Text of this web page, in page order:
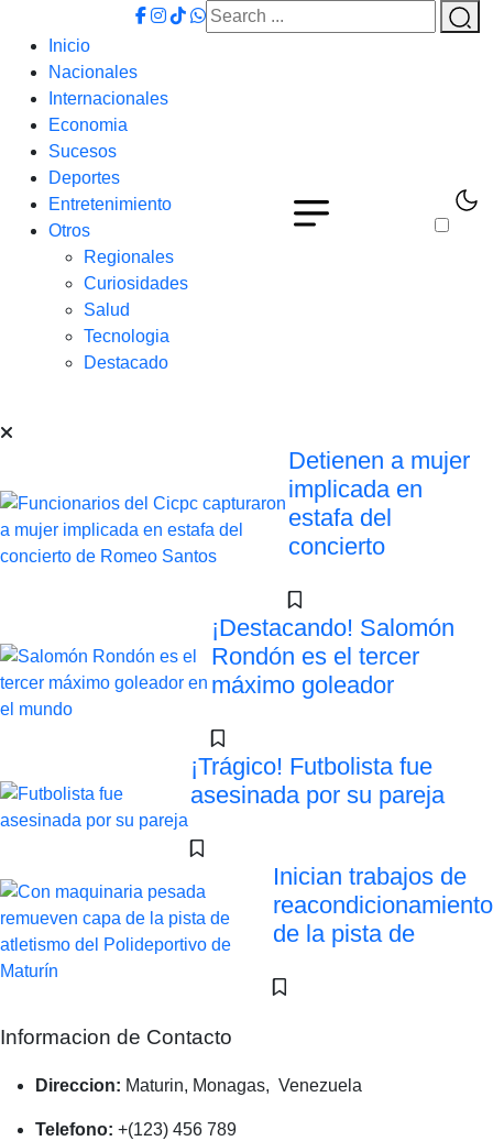
Inicio
Nacionales
Internacionales
Economia
Sucesos
Deportes
Entretenimiento
Otros
Regionales
Curiosidades
Salud
Tecnologia
Destacado
Detienen a mujer
implicada en
estafa del
concierto
¡Destacando! Salomón
Rondón es el tercer
máximo goleador
¡Trágico! Futbolista fue
asesinada por su pareja
Inician trabajos de
reacondicionamiento
de la pista de
Informacion de Contacto
Direccion: Maturin, Monagas, Venezuela
Telefono: +(123) 456 789